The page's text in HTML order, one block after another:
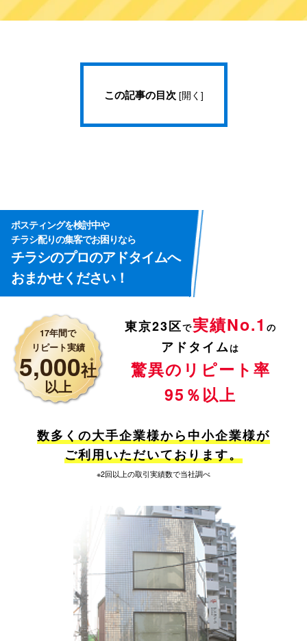
この記事の目次 [開く ]
ポスティングを検討中や
チラシ配りの集客でお困りなら
チラシのプロのアドタイムへ
おまかせください！
17年間で
リピート実績
5,000社
以上
※
東京23区で実績No.1 の
アドタイムは
驚異のリピート率
95％以上
数多くの大手企業様から中小企業様が
ご利用いただいております。
※2回以上の取引実績数で当社調べ